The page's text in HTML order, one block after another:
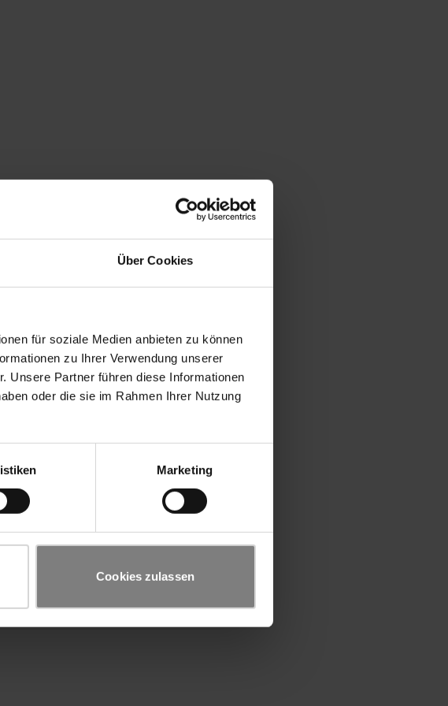
Über Cookies
für soziale Medien anbieten zu können
zu Ihrer Verwendung unserer
Unsere Partner führen diese Informationen
oder die sie im Rahmen Ihrer Nutzung
Marketing
Cookies zulassen